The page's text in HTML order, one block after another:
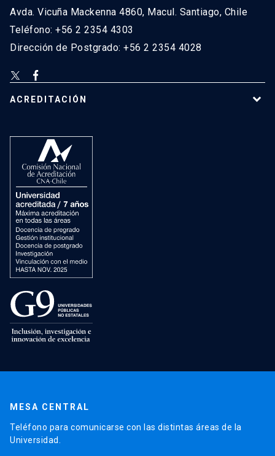
Avda. Vicuña Mackenna 4860, Macul. Santiago, Chile
Teléfono: +56 2 2354 4303
Dirección de Postgrado: +56 2 2354 4028
ACREDITACIÓN
MESA CENTRAL
Teléfono para comunicarse con las distintas áreas de la
Universidad.